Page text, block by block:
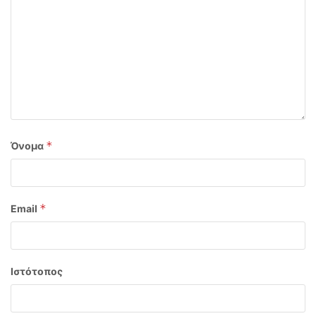
Όνομα *
Email *
Ιστότοπος